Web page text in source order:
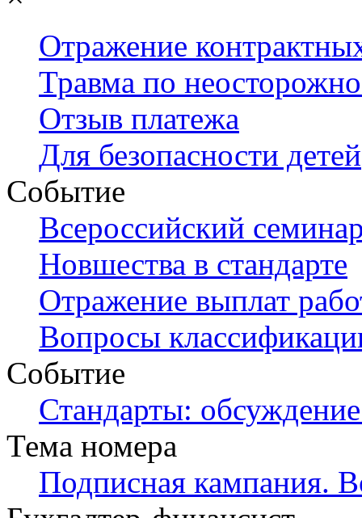
Отражение
Травма по
Отзыв платежа
Для безопасности детей
Событие
Всероссийский
Новшества в стандарте
Отражение выплат
Вопросы
Событие
Стандарты:
Тема номера
Подписная кампания.